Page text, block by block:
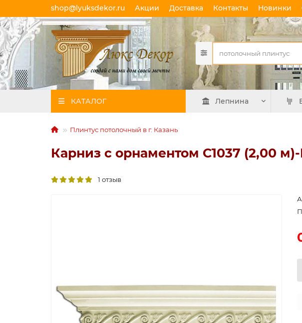
shop@lyuksdekor.ru Акции Доставка Контакты Новинки
КАТАЛОГ Лепнина
Плинтус потолочный в г. Казань
Карниз с орнаментом C1037 (2,00
1 отзыв